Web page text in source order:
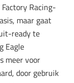
Racing-
maar gaat
ready te
Eagle
meer voor
door gebruik